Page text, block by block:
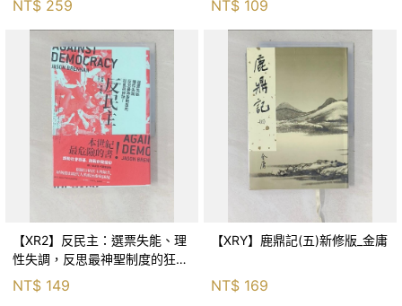
華．基里, 羅耀宗, 蔡宏明, 黃賓
NT$ 259 NT$ 109
【XR2】反民主：選票失能、理
性失調，反思最神聖制度的狂亂
NT$ 149
【XRY】鹿鼎記(五)新修版_金庸
NT$ 169